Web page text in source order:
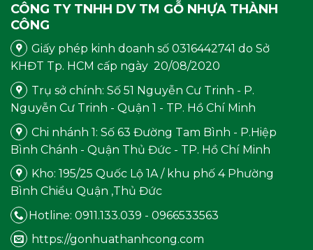
CÔNG TY TNHH DV TM GỖ NHỰA THÀNH
CÔNG
Giấy phép kinh doanh số 0316442741 do Sở
KHĐT Tp. HCM cấp ngày 20/08/2020
Trụ sở chính: Số 51 Nguyễn Cư Trinh - P.
Nguyễn Cư Trinh - Quận 1 - TP. Hồ Chí Minh
Chi nhánh 1: Số 63 Đường Tam Bình - P.Hiệp
Bình Chánh - Quận Thủ Đức - TP. Hồ Chí Minh
Kho: 195/25 Quốc Lộ 1A / khu phố 4 Phường
Bình Chiểu Quận ,Thủ Đức
Hotline: 0911.133.039 - 0966533563
https://gonhuathanhcong.com